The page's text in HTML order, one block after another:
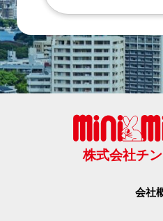
株式会社チ
会社